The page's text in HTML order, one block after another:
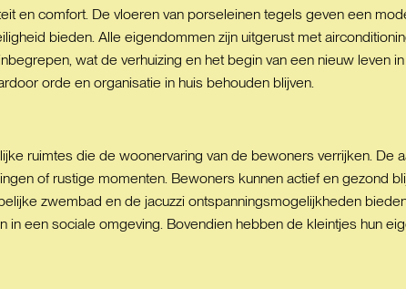
en comfort. De vloeren van porseleinen tegels geven een
bieden. Alle eigendommen zijn uitgerust met
wat de verhuizing en het begin van een nieuw leven
orde en organisatie in huis behouden blijven.
ruimtes die de woonervaring van de bewoners verrijken. De
of rustige momenten. Bewoners kunnen actief en gezond
zwembad en de jacuzzi ontspanningsmogelijkheden
een sociale omgeving. Bovendien hebben de kleintjes hun